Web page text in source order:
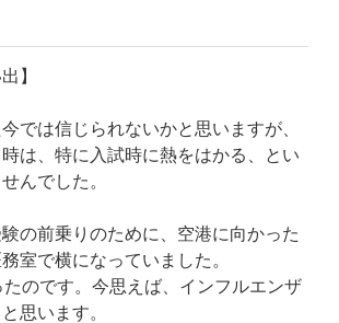
】
では信じられないかと思いますが、
は、特に入試時に熱をはかる、とい
んでした。
の前乗りのために、空港に向かった
室で横になっていました。
のです。今思えば、インフルエンザ
思います。